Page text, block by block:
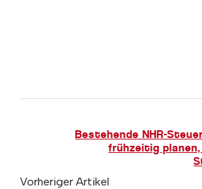
Bestehende NHR-
frühzeitig
Vorheriger Artikel